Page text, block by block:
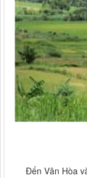
Đến Vân Hòa